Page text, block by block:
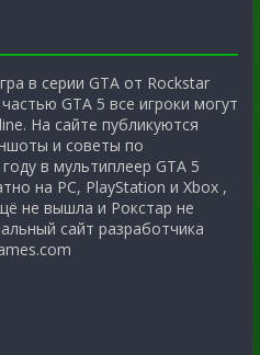
в серии GTA от Rockstar
GTA 5 все игроки могут
На сайте публикуются
и советы по
в мультиплеер GTA 5
на PC, PlayStation и Xbox ,
не вышла и Рокстар не
сайт разработчика